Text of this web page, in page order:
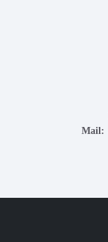
Mail: